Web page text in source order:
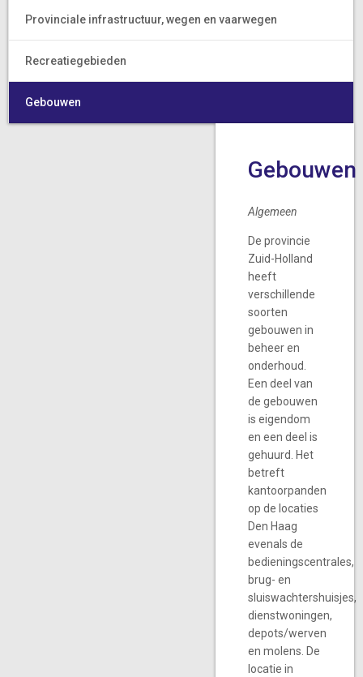
Provinciale infrastructuur, wegen en vaarwegen
Recreatiegebieden
Gebouwen
Gebouwen
Algemeen
De provincie
Zuid-Holland
heeft
verschillende
soorten
gebouwen in
beheer en
onderhoud.
Een deel van
de gebouwen
is eigendom
en een deel is
gehuurd. Het
betreft
kantoorpanden
op de locaties
Den Haag
evenals de
bedieningscentrales,
brug- en
sluiswachtershuisjes,
dienstwoningen,
depots/werven
en molens. De
locatie in